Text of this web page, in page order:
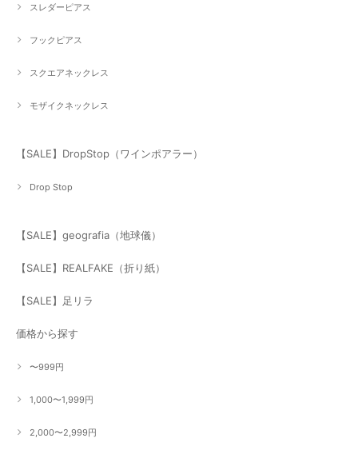
スレダーピアス
フックピアス
スクエアネックレス
モザイクネックレス
【SALE】DropStop（ワインポアラー）
Drop Stop
【SALE】geografia（地球儀）
【SALE】REALFAKE（折り紙）
【SALE】足リラ
価格から探す
〜999円
1,000〜1,999円
2,000〜2,999円